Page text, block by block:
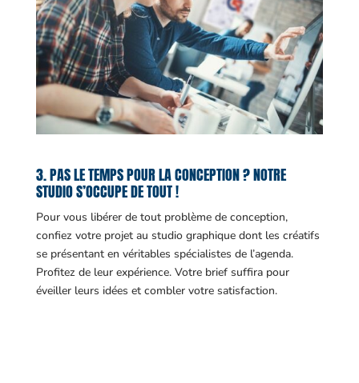
3. PAS LE TEMPS POUR LA CONCEPTION ? NOTRE
STUDIO S’OCCUPE DE TOUT !
Pour vous libérer de tout problème de conception,
confiez votre projet au studio graphique dont les créatifs
se présentant en véritables spécialistes de l’agenda.
Profitez de leur expérience. Votre brief suffira pour
éveiller leurs idées et combler votre satisfaction.